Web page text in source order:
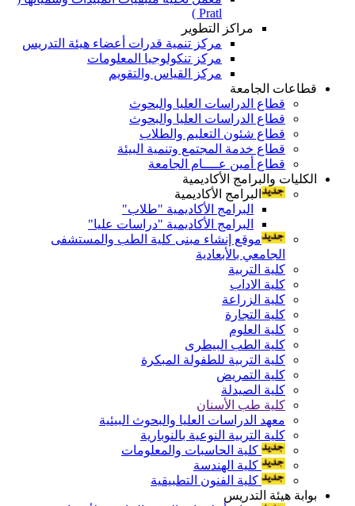
Pratl )
مراكز التطوير
مركز تنمية قدرات أعضاء هيئة التدريس
مركز تنكولوجيا المعلومات
مركز القياس والتقويم
قطاعات الجامعة
قطاع الدراسات العليا والبحوث
قطاع الدراسات العليا والبحوث
قطاع شئون التعليم والطلاب
قطاع خدمة المجتمع وتنمية البيئة
قطاع أمين عــــام الجامعة
الكليات والبرامج الأكاديمية
البرامج الأكاديمية
البرامج الأكاديمية "طلاب"
البرامج الأكاديمية "دراسات عليا"
موقع إنشاء مبنى كلية الطب والمستشفى
الجامعي بالأبعادية
كلية التربية
كلية الاداب
كلية الزراعة
كلية التجارة
كلية العلوم
كلية الطب البيطرى
كلية التربية للطفولة المبكرة
كلية التمريض
كلية الصيدلة
كلية طب الأسنان
معهد الدراسات العليا والبحوث البيئية
كلية التربية النوعية بالنوبارية
كلية الحاسبات والمعلومات
كلية الهندسة
كلية الفنون التطبيقية
بوابة هيئة التدريس